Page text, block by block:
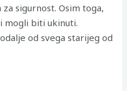
sigurnost. Osim toga,
mogli biti ukinuti.
od svega starijeg od